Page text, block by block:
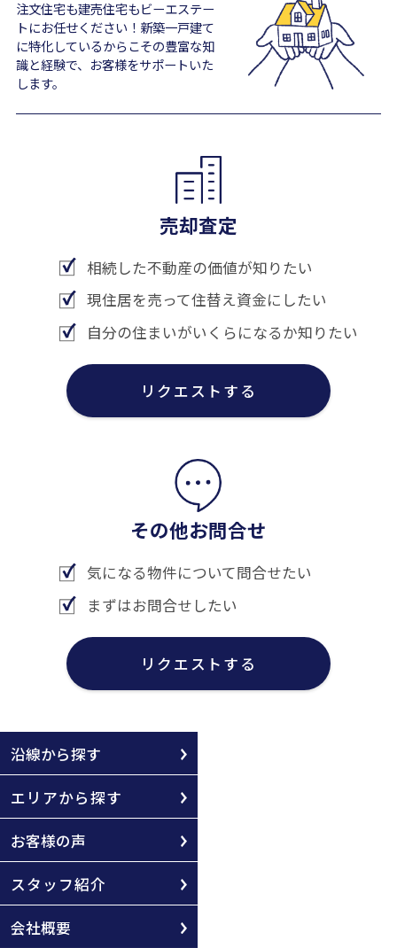
注文住宅も建売住宅もビーエステー
トにお任せください！新築一戸建て
に特化しているからこその豊富な知
識と経験で、お客様をサポートいた
します。
売却査定
相続した不動産の価値が知りたい
現住居を売って住替え資金にしたい
自分の住まいがいくらになるか知りたい
リクエストする
その他お問合せ
気になる物件について問合せたい
まずはお問合せしたい
リクエストする
沿線から探す
エリアから探す
お客様の声
スタッフ紹介
会社概要